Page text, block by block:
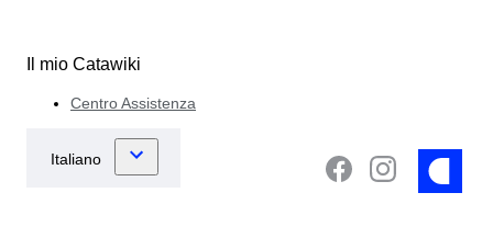
Il mio Catawiki
Centro Assistenza